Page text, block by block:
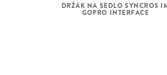
DRŽÁK NA SEDLO SYNCROS
GOPRO INTERFACE